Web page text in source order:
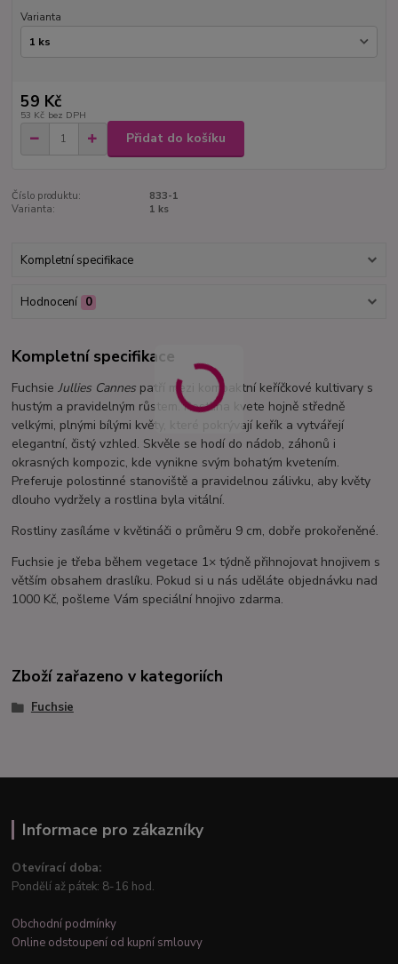
Varianta
59 Kč
53 Kč bez DPH
Přidat do košíku
Číslo produktu:
833-1
Varianta:
1 ks
Kompletní specifikace
Hodnocení 0
Kompletní specifikace
FuchsieJullies Cannes patří mezi kompaktní keříčkové kultivary s
hustým a pravidelným růstem. Rostlina kvete hojně středně
velkými, plnými bílými květy, které pokrývají keřík a vytvářejí
elegantní, čistý vzhled. Skvěle se hodí do nádob, záhonů i
okrasných kompozic, kde vynikne svým bohatým kvetením.
Preferuje polostinné stanoviště a pravidelnou zálivku, aby květy
dlouho vydržely a rostlina byla vitální.
Rostliny zasíláme v květináči o průměru 9 cm, dobře prokořeněné.
Fuchsie je třeba během vegetace 1× týdně přihnojovat hnojivem s
větším obsahem draslíku. Pokud si u nás uděláte objednávku nad
1000 Kč, pošleme Vám speciální hnojivo zdarma.
Zboží zařazeno v kategoriích
Fuchsie
Informace pro zákazníky
Otevírací doba:
Pondělí až pátek: 8-16 hod.
Obchodní podmínky
Online odstoupení od kupní smlouvy